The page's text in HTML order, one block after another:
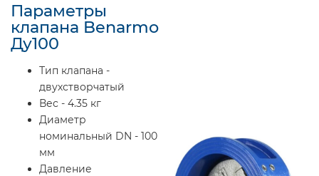
Параметры
клапана Benarmo
Ду100
Тип клапана -
двухстворчатый
Вес - 4.35 кг
Диаметр
номинальный DN - 100
мм
Давление